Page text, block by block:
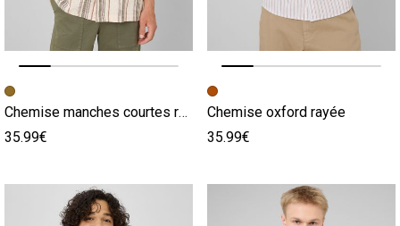
Image précédente
Image suivante
Chemise manches courtes rayée
35.99€
Image précédente
Image suivante
Chemise oxford rayée
35.99€